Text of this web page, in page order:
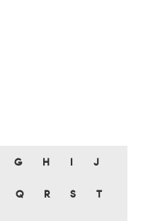
G H J
Q R S T